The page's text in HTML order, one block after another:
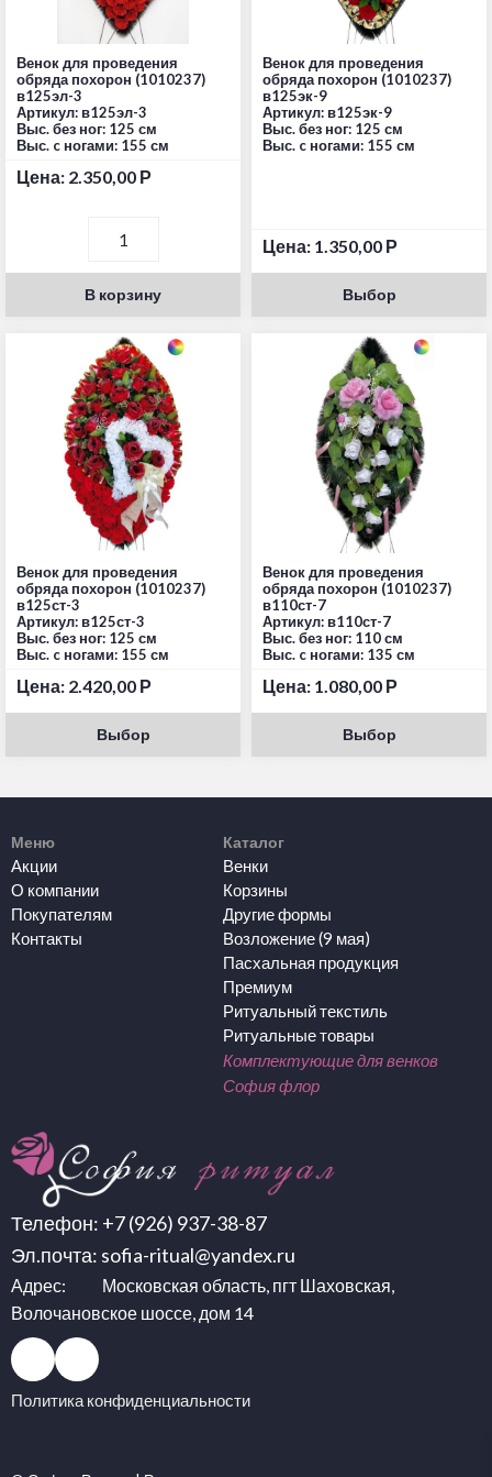
Венок для проведения
обряда похорон (1010237)
в125эл-3
Артикул: в125эл-3
Выс. без ног: 125 см
Выс. c ногами: 155 см
Цена: 2.350,00 Р
В корзину
Венок для проведения
обряда похорон (1010237)
в125эк-9
Артикул: в125эк-9
Выс. без ног: 125 см
Выс. c ногами: 155 см
Цена: 1.350,00 Р
Выбор
Венок для проведения
обряда похорон (1010237)
в125ст-3
Артикул: в125ст-3
Выс. без ног: 125 см
Выс. c ногами: 155 см
Цена: 2.420,00 Р
Выбор
Венок для проведения
обряда похорон (1010237)
в110ст-7
Артикул: в110ст-7
Выс. без ног: 110 см
Выс. c ногами: 135 см
Цена: 1.080,00 Р
Выбор
Телефон: +7 (926) 937-38-87
Эл.почта: sofia-ritual@yandex.ru
Адрес: Московская область, пгт Шаховская,
Волочановское шоссе, дом 14
Политика конфиденциальности
Меню
Акции
О компании
Покупателям
Контакты
Каталог
Венки
Корзины
Другие формы
Возложение (9 мая)
Пасхальная продукция
Премиум
Ритуальный текстиль
Ритуальные товары
Комплектующие для венков
София флор